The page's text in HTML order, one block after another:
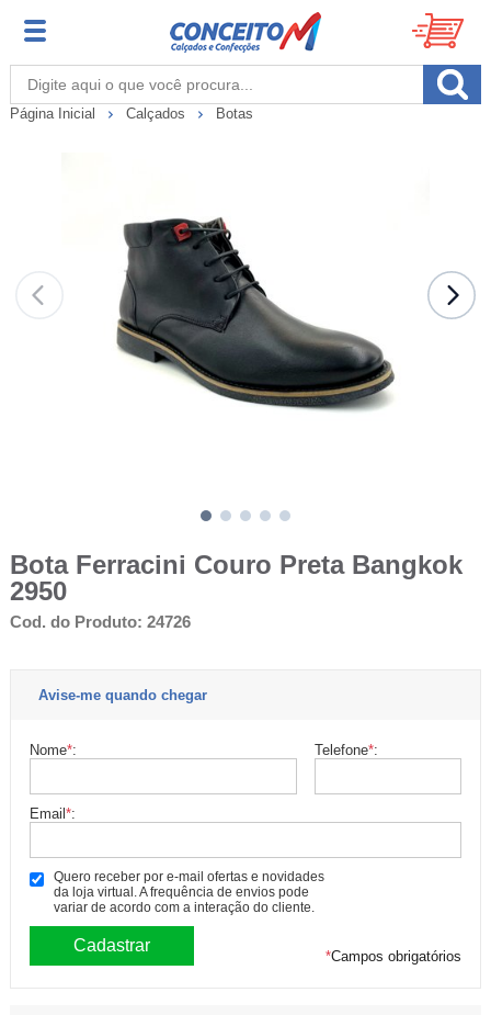
Página Inicial Calçados Botas
Bota Ferracini Couro Preta Bangkok
2950
Cod. do Produto: 24726
Avise-me quando chegar
Nome*: Telefone*:
Email*:
Quero receber por e-mail ofertas e novidades
da loja virtual. A frequência de envios pode
variar de acordo com a interação do cliente.
*Campos obrigatórios